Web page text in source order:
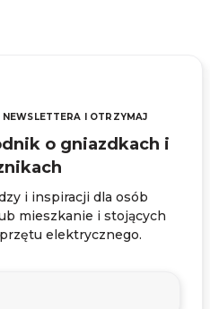
I OTRZYMAJ
o gniazdkach i
i inspiracji dla osób
mieszkanie i stojących
elektrycznego.